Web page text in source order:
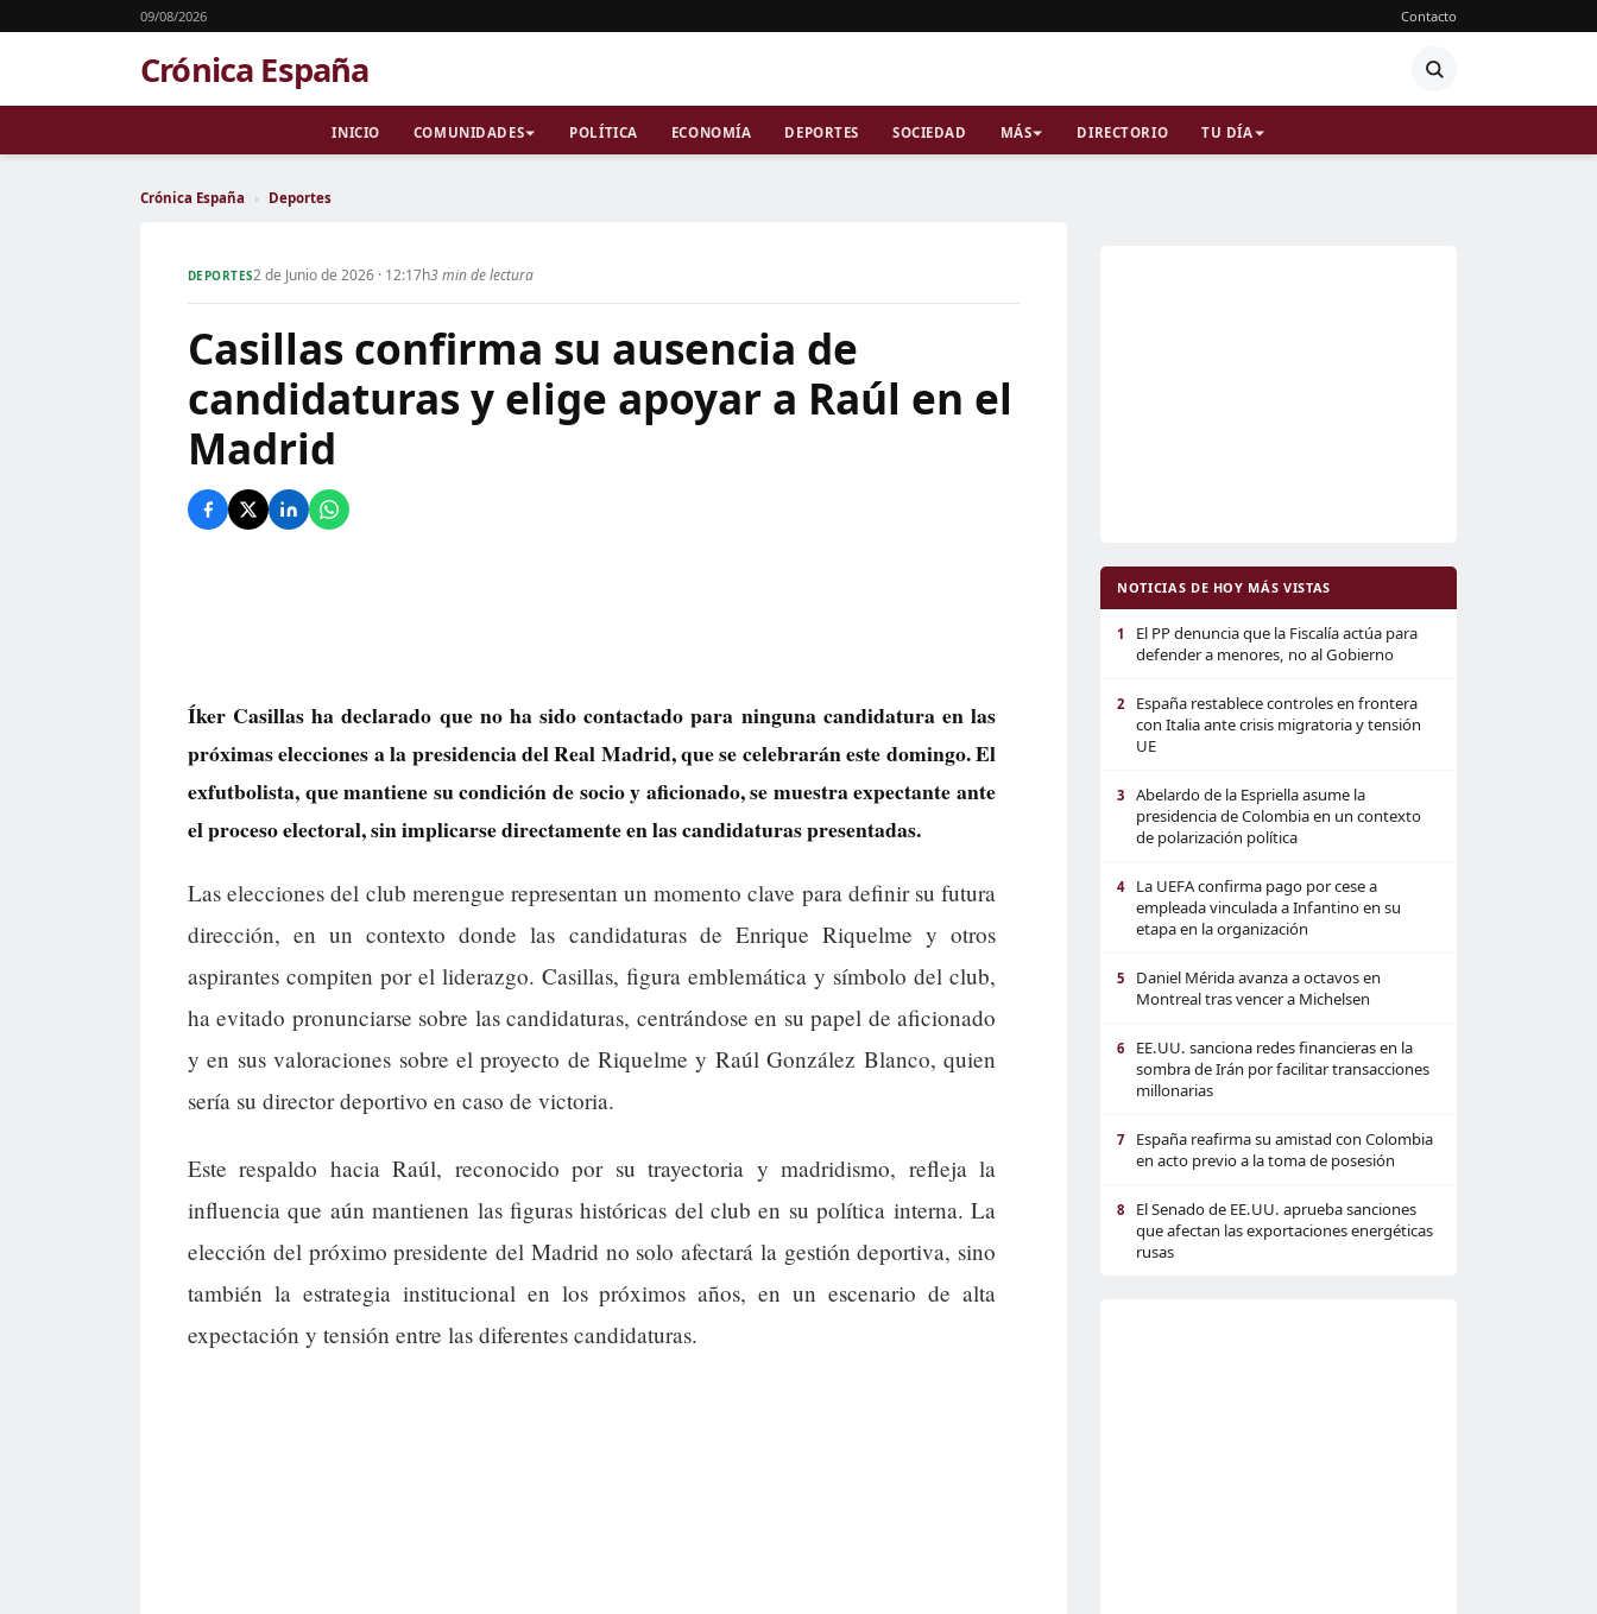
09/08/2026 Contacto
Crónica España
INICIO COMUNIDADES POLÍTICA ECONOMÍA DEPORTES SOCIEDAD MÁS DIRECTORIO TU DÍA
Crónica España › Deportes
DEPORTES2 de Junio de 2026 · 12:17h3 min de lectura
Casillas confirma su ausencia de
candidaturas y elige apoyar a Raúl en el
Madrid
Íker Casillas ha declarado que no ha sido contactado para ninguna candidatura en las
próximas elecciones a la presidencia del Real Madrid, que se celebrarán este domingo. El
exfutbolista, que mantiene su condición de socio y aficionado, se muestra expectante ante
el proceso electoral, sin implicarse directamente en las candidaturas presentadas.
Las elecciones del club merengue representan un momento clave para definir su futura
dirección, en un contexto donde las candidaturas de Enrique Riquelme y otros
aspirantes compiten por el liderazgo. Casillas, figura emblemática y símbolo del club,
ha evitado pronunciarse sobre las candidaturas, centrándose en su papel de aficionado
y en sus valoraciones sobre el proyecto de Riquelme y Raúl González Blanco, quien
sería su director deportivo en caso de victoria.
Este respaldo hacia Raúl, reconocido por su trayectoria y madridismo, refleja la
influencia que aún mantienen las figuras históricas del club en su política interna. La
elección del próximo presidente del Madrid no solo afectará la gestión deportiva, sino
también la estrategia institucional en los próximos años, en un escenario de alta
expectación y tensión entre las diferentes candidaturas.
NOTICIAS DE HOY MÁS VISTAS
1
El PP denuncia que la Fiscalía actúa para
defender a menores, no al Gobierno
2
España restablece controles en frontera
con Italia ante crisis migratoria y tensión
UE
3
Abelardo de la Espriella asume la
presidencia de Colombia en un contexto
de polarización política
4
La UEFA confirma pago por cese a
empleada vinculada a Infantino en su
etapa en la organización
5
Daniel Mérida avanza a octavos en
Montreal tras vencer a Michelsen
6
EE.UU. sanciona redes financieras en la
sombra de Irán por facilitar transacciones
millonarias
7
España reafirma su amistad con Colombia
en acto previo a la toma de posesión
8
El Senado de EE.UU. aprueba sanciones
que afectan las exportaciones energéticas
rusas